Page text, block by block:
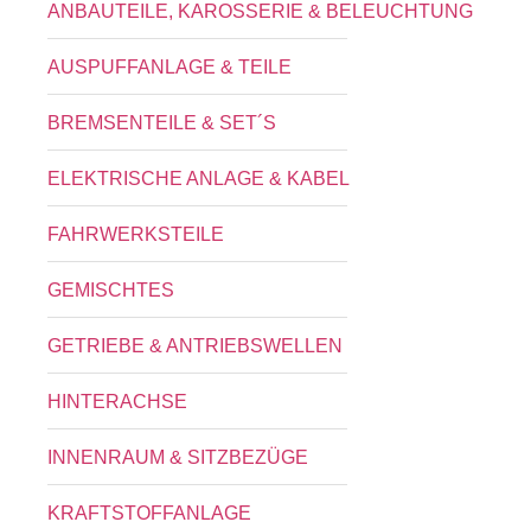
ANBAUTEILE, KAROSSERIE & BELEUCHTUNG
AUSPUFFANLAGE & TEILE
BREMSENTEILE & SET´S
ELEKTRISCHE ANLAGE & KABEL
FAHRWERKSTEILE
GEMISCHTES
GETRIEBE & ANTRIEBSWELLEN
HINTERACHSE
INNENRAUM & SITZBEZÜGE
KRAFTSTOFFANLAGE